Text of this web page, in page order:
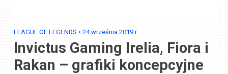
LEAGUE OF LEGENDS •24 września 2019 r.
Invictus Gaming Irelia, Fiora i
Rakan – grafiki koncepcyjne